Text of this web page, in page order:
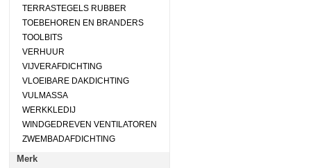
TERRASTEGELS RUBBER
TOEBEHOREN EN BRANDERS
TOOLBITS
VERHUUR
VIJVERAFDICHTING
VLOEIBARE DAKDICHTING
VULMASSA
WERKKLEDIJ
WINDGEDREVEN VENTILATOREN
ZWEMBADAFDICHTING
Merk